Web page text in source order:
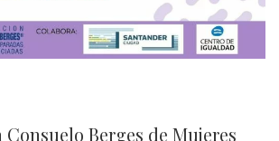
Berges de Mujeres